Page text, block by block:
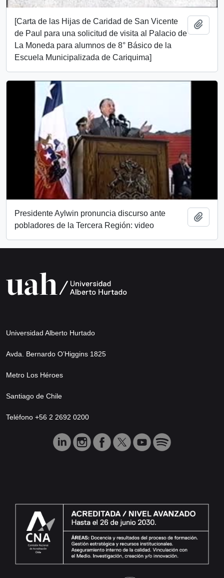
[Carta de las Hijas de Caridad de San Vicente
de Paul para una solicitud de visita al Palacio de
La Moneda para alumnos de 8° Básico de la
Escuela Municipalizada de Cariquima]
Presidente Aylwin pronuncia discurso ante
pobladores de la Tercera Región: video
Universidad Alberto Hurtado
Avda. Bernardo O’Higgins 1825
Metro Los Héroes
Santiago de Chile
Teléfono +56 2 2692 0200